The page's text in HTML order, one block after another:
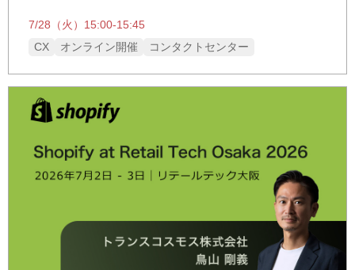
7/28（火）15:00-15:45
CX
オンライン開催 コンタクトセンター